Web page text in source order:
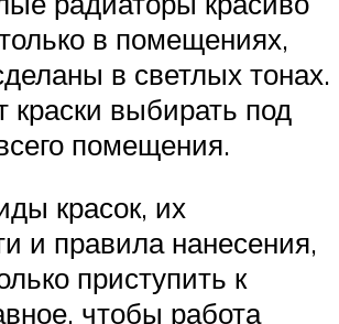
в помещениях,
в светлых тонах.
краски выбирать под
помещения.
красок, их
и правила нанесения,
приступить к
чтобы работа